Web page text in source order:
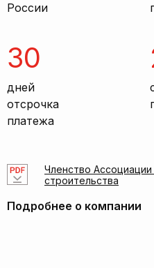
России
30
дней
отсрочка
платежа
Членство
строительства
Подробнее о компании